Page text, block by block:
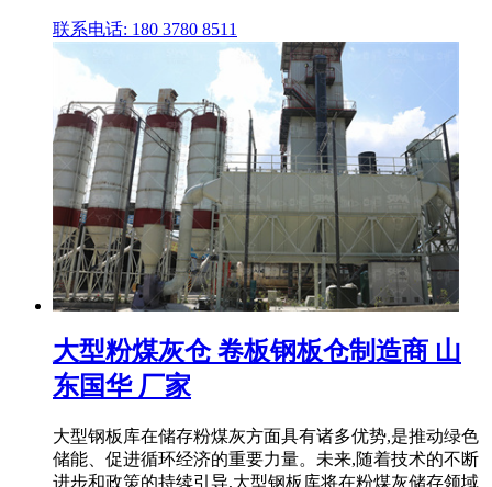
联系电话: 180 3780 8511
大型粉煤灰仓 卷板钢板仓制造商 山
东国华 厂家
大型钢板库在储存粉煤灰方面具有诸多优势,是推动绿色
储能、促进循环经济的重要力量。未来,随着技术的不断
进步和政策的持续引导,大型钢板库将在粉煤灰储存领域